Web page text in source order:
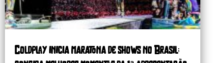
Coldplay inicia maratona de shows no Brasil;